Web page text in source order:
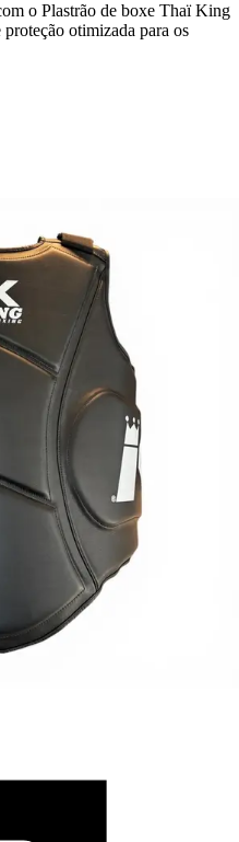
o Plastrão de boxe Thaï King
otimizada para os